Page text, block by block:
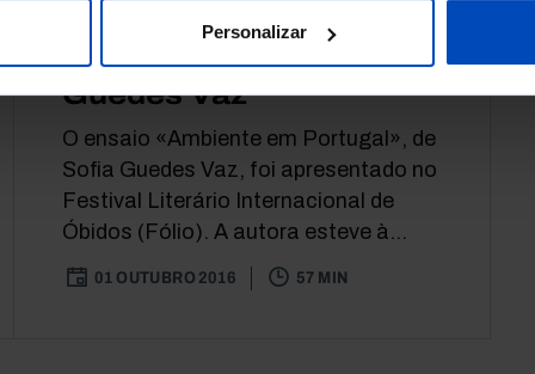
Personalizar
«Ambiente em
Portugal», de Sofia
Guedes Vaz
O ensaio «Ambiente em Portugal», de
Sofia Guedes Vaz, foi apresentado no
Festival Literário Internacional de
Óbidos (Fólio). A autora esteve à...
01 OUTUBRO 2016 57 MIN